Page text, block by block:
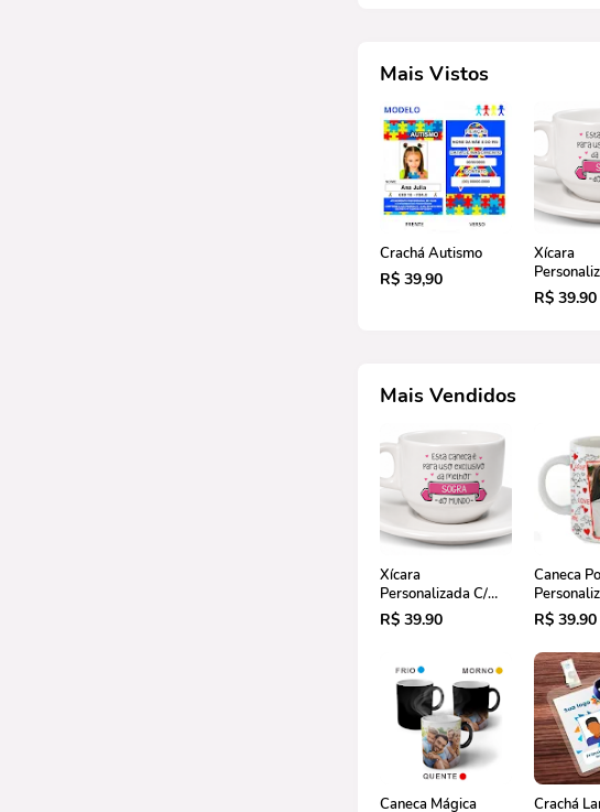
Mais Vistos
Crachá Autismo
R$ 39,90
Xícara
Pires
R$ 39.90
Mais Vendidos
Xícara
Personalizada C/
Pires 180ml
R$ 39.90
Caneca
R$ 39.90
Caneca Mágica Crachá